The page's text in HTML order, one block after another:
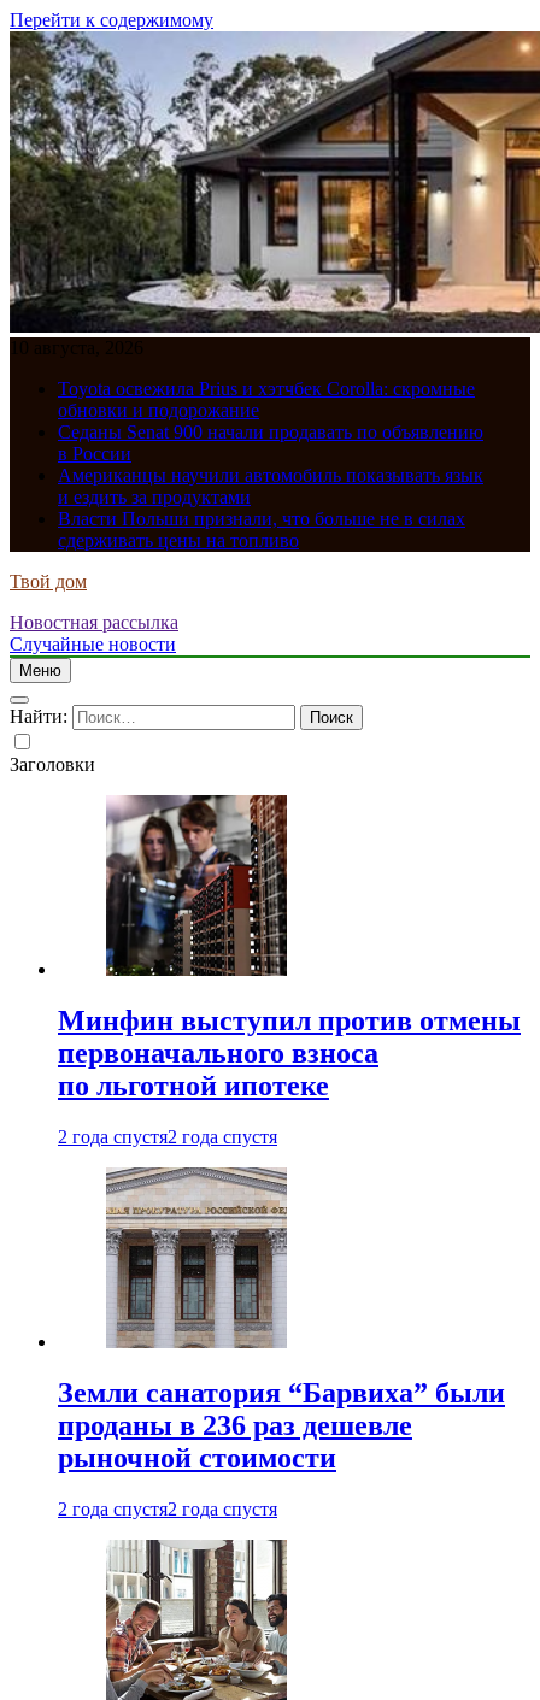
Перейти к содержимому
10 августа, 2026
Toyota освежила Prius и хэтчбек Corolla: скромные
обновки и подорожание
Седаны Senat 900 начали продавать по объявлению
в России
Американцы научили автомобиль показывать язык
и ездить за продуктами
Власти Польши признали, что больше не в силах
сдерживать цены на топливо
Твой дом
Новостная рассылка
Случайные новости
Меню
Найти:
Заголовки
Минфин выступил против отмены
первоначального взноса
по льготной ипотеке
2 года спустя2 года спустя
Земли санатория “Барвиха” были
проданы в 236 раз дешевле
рыночной стоимости
2 года спустя2 года спустя